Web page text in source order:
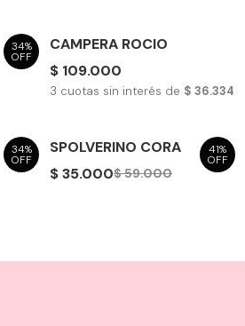
34%
OFF
CAMPERA ROCIO
$ 109.000
3 cuotas sin interés de $ 36.334
34%
OFF
41%
OFF
SPOLVERINO CORA
$ 35.000$ 59.000